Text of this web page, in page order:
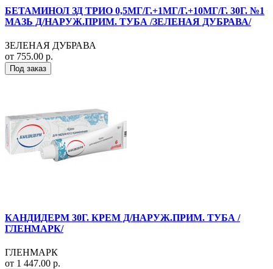
БЕТАМИНОЛ ЗД ТРИО 0,5МГ/Г.+1МГ/Г.+10МГ/Г. 30Г. №1
МАЗЬ Д/НАРУЖ.ПРИМ. ТУБА /ЗЕЛЕНАЯ ДУБРАВА/
ЗЕЛЕНАЯ ДУБРАВА
от 755.00 р.
Под заказ
КАНДИДЕРМ 30Г. КРЕМ Д/НАРУЖ.ПРИМ. ТУБА /
ГЛЕНМАРК/
ГЛЕНМАРК
от 1 447.00 р.